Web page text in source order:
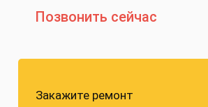
Позвонить сейчас
Закажите ремонт